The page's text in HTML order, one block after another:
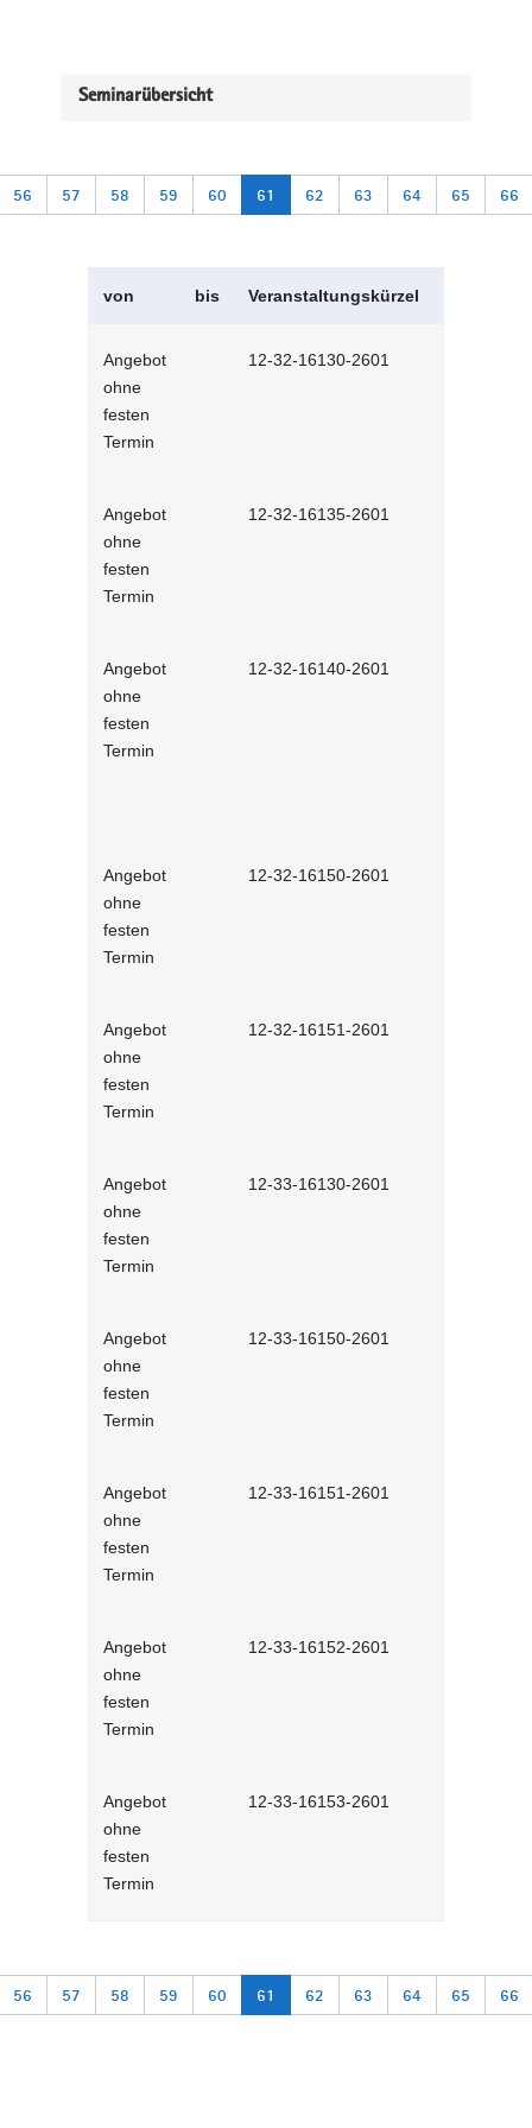
Seminarübersicht
56 57 58 59 60 61 62 63 64 65 66
von bis Veranstaltungskürzel
Angebot
ohne
festen
Termin
12-32-16130-2601
Angebot
ohne
festen
Termin
12-32-16135-2601
Angebot
ohne
festen
Termin
12-32-16140-2601
Angebot
ohne
festen
Termin
12-32-16150-2601
Angebot
ohne
festen
Termin
12-32-16151-2601
Angebot
ohne
festen
Termin
12-33-16130-2601
Angebot
ohne
festen
Termin
12-33-16150-2601
Angebot
ohne
festen
Termin
12-33-16151-2601
Angebot
ohne
festen
Termin
12-33-16152-2601
Angebot
ohne
festen
Termin
12-33-16153-2601
56 57 58 59 60 61 62 63 64 65 66